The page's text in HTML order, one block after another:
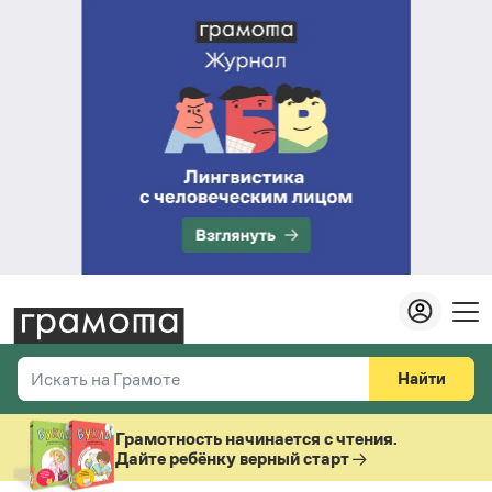
Искать на Грамоте
Справочная служба
Найти
Везде